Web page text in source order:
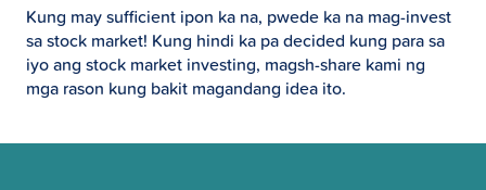
Kung may sufficient ipon ka na, pwede ka na mag-invest
sa stock market! Kung hindi ka pa decided kung para sa
iyo ang stock market investing, magsh-share kami ng
mga rason kung bakit magandang idea ito.